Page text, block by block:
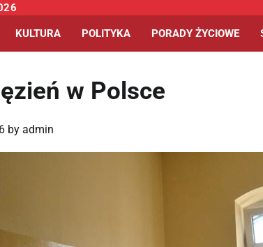
KULTURA POLITYKA PORADY ŻYCIOWE
w Polsce
by admin